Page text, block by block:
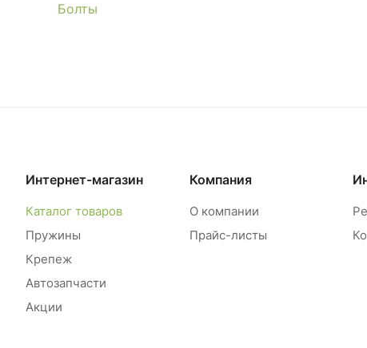
Болты
Интернет-магазин
Каталог товаров
Пружины
Крепеж
Автозапчасти
Акции
Компания
О компании
Прайс-листы